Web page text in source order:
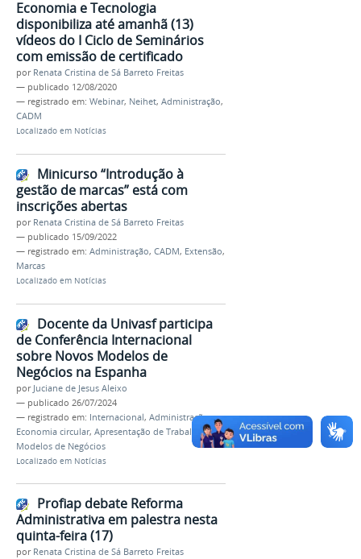
Economia e Tecnologia
disponibiliza até amanhã (13)
vídeos do I Ciclo de Seminários
com emissão de certificado
por Renata Cristina de Sá Barreto Freitas
— publicado 12/08/2020
— registrado em: Webinar, Neihet, Administração,
CADM
Localizado em Notícias
Minicurso “Introdução à
gestão de marcas” está com
inscrições abertas
por Renata Cristina de Sá Barreto Freitas
— publicado 15/09/2022
— registrado em: Administração, CADM, Extensão,
Marcas
Localizado em Notícias
Docente da Univasf participa
de Conferência Internacional
sobre Novos Modelos de
Negócios na Espanha
por Juciane de Jesus Aleixo
— publicado 26/07/2024
— registrado em: Internacional, Administração,
Economia circular, Apresentação de Trabalho,
Modelos de Negócios
Localizado em Notícias
Profiap debate Reforma
Administrativa em palestra nesta
quinta-feira (17)
por Renata Cristina de Sá Barreto Freitas